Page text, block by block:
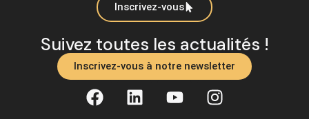
Inscrivez-vous
Suivez toutes les actualités !
Inscrivez-vous à notre newsletter